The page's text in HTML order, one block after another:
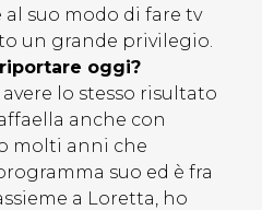
al suo modo di fare tv
un grande privilegio.
oggi?
lo stesso risultato
anche con
molti anni che
suo ed è fra
a Loretta, ho